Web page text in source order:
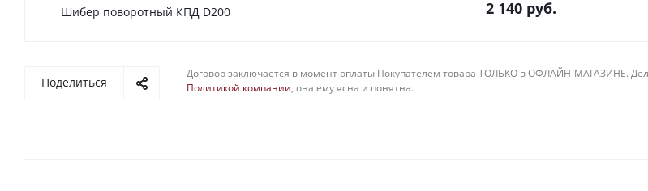
Шибер поворотный КПД D200 2 140 руб.
Поделиться
Договор заключается в момент оплаты Покупателем товара ТОЛЬКО в ОФЛАЙН-МАГАЗИНЕ.
Политикой компании, она ему ясна и понятна.